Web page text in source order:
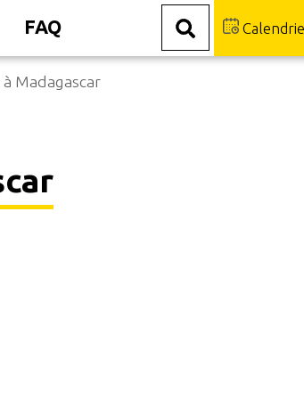
FAQ
Madagascar